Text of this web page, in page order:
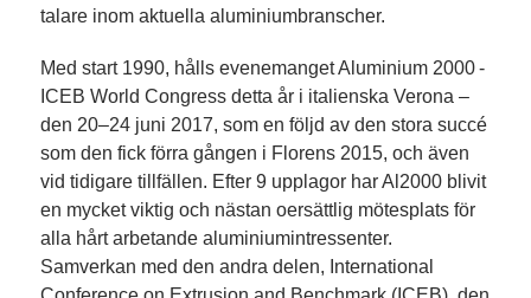
talare inom aktuella aluminiumbranscher.
Med start 1990, hålls evenemanget Aluminium 2000 -
ICEB World Congress detta år i italienska Verona –
den 20–24 juni 2017, som en följd av den stora succé
som den fick förra gången i Florens 2015, och även
vid tid­igare tillfäll­en. Efter 9 upplagor har Al2000 blivit
en mycket viktig och nästan oersättlig mötesplats för
alla hårt arbetande aluminium­intressenter.
Samverkan med den andra delen, International